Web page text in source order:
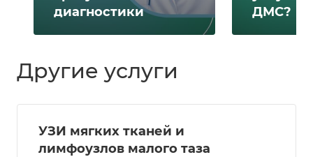
диагностики
ДМС?
Другие услуги
УЗИ мягких тканей и
лимфоузлов малого таза